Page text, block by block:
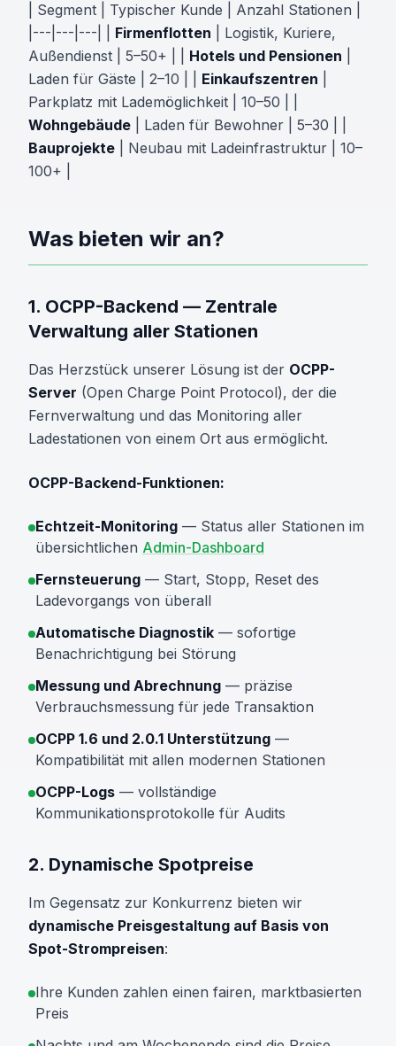
| Segment | Typischer Kunde | Anzahl Stationen |
|---|---|---| | Firmenflotten | Logistik, Kuriere,
Außendienst | 5–50+ | | Hotels und Pensionen
Laden für Gäste | 2–10 | | Einkaufszentren
Parkplatz mit Lademöglichkeit | 10–50 | |
Wohngebäude | Laden für Bewohner | 5–30 | |
Bauprojekte | Neubau mit Ladeinfrastruktur | 10–
100+ |
Was bieten wir an?
1. OCPP-Backend — Zentrale
Verwaltung aller Stationen
Das Herzstück unserer Lösung ist der OCPP-
Server (Open Charge Point Protocol), der die
Fernverwaltung und das Monitoring aller
Ladestationen von einem Ort aus ermöglicht.
OCPP-Backend-Funktionen:
Echtzeit-Monitoring — Status aller Stationen im
übersichtlichen Admin-Dashboard
Fernsteuerung — Start, Stopp, Reset des
Ladevorgangs von überall
Automatische Diagnostik — sofortige
Benachrichtigung bei Störung
Messung und Abrechnung — präzise
Verbrauchsmessung für jede Transaktion
OCPP 1.6 und 2.0.1 Unterstützung —
Kompatibilität mit allen modernen Stationen
OCPP-Logs — vollständige
Kommunikationsprotokolle für Audits
2. Dynamische Spotpreise
Im Gegensatz zur Konkurrenz bieten wir
dynamische Preisgestaltung auf Basis von
Spot-Strompreisen:
Ihre Kunden zahlen einen fairen, marktbasierten
Preis